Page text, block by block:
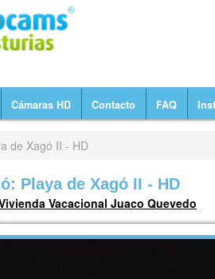
Cámaras HD Contacto FAQ
de Xagó II - HD
Playa de Xagó II - HD
Vacacional Juaco Quevedo